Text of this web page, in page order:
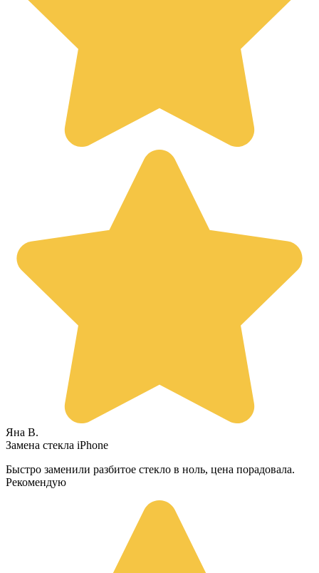
Яна В.
Замена стекла iPhone
Быстро заменили разбитое стекло в ноль, цена порадовала.
Рекомендую